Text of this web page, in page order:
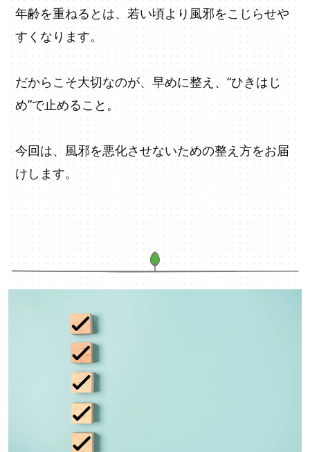
年齢を重ねるとは、若い頃より風邪をこじらせや
すくなります。
だからこそ大切なのが、早めに整え、“ひきはじ
め”で止めること。
今回は、風邪を悪化させないための整え方をお届
けします。